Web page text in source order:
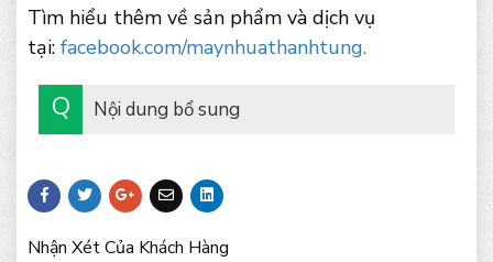
Tìm hiểu thêm về sản phẩm và dịch vụ
tại: facebook.com/maynhuathanhtung.
Nội dung bổ sung
Nhận Xét Của Khách Hàng